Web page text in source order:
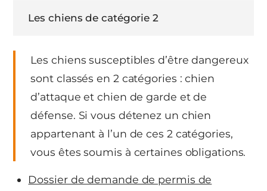
Les chiens susceptibles d’être dangereux
sont classés en 2 catégories : chien
d’attaque et chien de garde et de
défense. Si vous détenez un chien
appartenant à l’un de ces 2 catégories,
vous êtes soumis à certaines obligations.
Dossier de demande de permis de
Les chiens de catégorie 2